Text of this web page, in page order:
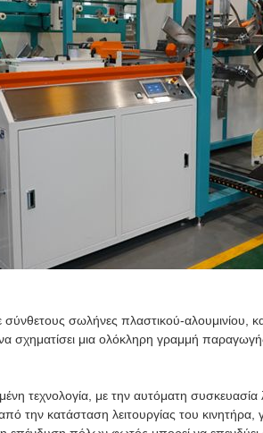
σωλήνες πλαστικού-
μια ολόκληρη γραμμή
τεχνολογία, με την αυτόματη
την κατάσταση λειτουργίας του